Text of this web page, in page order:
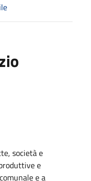
società e
e
e a